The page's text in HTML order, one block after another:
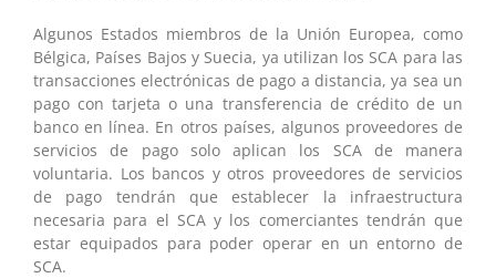
Algunos Estados miembros de la Unión Europea, como
Bélgica, Países Bajos y Suecia, ya utilizan los SCA para las
transacciones electrónicas de pago a distancia, ya sea un
pago con tarjeta o una transferencia de crédito de un
banco en línea. En otros países, algunos proveedores de
servicios de pago solo aplican los SCA de manera
voluntaria. Los bancos y otros proveedores de servicios
de pago tendrán que establecer la infraestructura
necesaria para el SCA y los comerciantes tendrán que
estar equipados para poder operar en un entorno de
SCA.